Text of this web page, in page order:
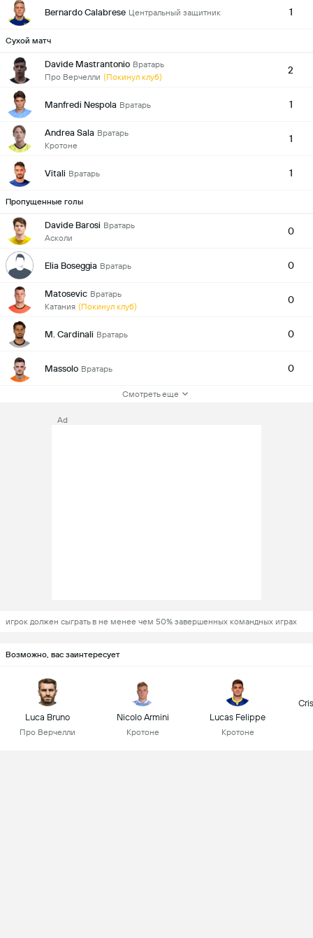
Bernardo Calabrese Центральный защитник 1
Сухой матч
Davide Mastrantonio Вратарь
Про Верчелли (Покинул клуб)
2
Manfredi Nespola Вратарь 1
Andrea Sala Вратарь
Кротоне
1
Vitali Вратарь 1
Пропущенные голы
Davide Barosi Вратарь
Асколи
0
Elia Boseggia Вратарь 0
Matosevic Вратарь
Катания (Покинул клуб)
0
M. Cardinali Вратарь 0
Massolo Вратарь 0
Смотреть еще
Ad
игрок должен сыграть в не менее чем 50% завершенных командных играх
Возможно, вас заинтересует
Luca Bruno
Про Верчелли
Nicolo Armini
Кротоне
Lucas Felippe
Кротоне